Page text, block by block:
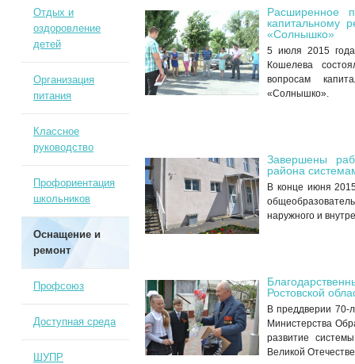
Расширенное
капитальному
«Солнышко»
5 июля 2015
Кошелева
вопросам
«Солнышко».
Завершены
района
В конце июня
наружного и
Ростовской
В преддверии 70-
Министерства
развитие
Великой
Отдых и
оздоровление
детей
Организация
питания
Классное
руководство
Профориентация
школьников
Оснащение и
ремонт
Профсоюз
Доступная среда
ШУПР